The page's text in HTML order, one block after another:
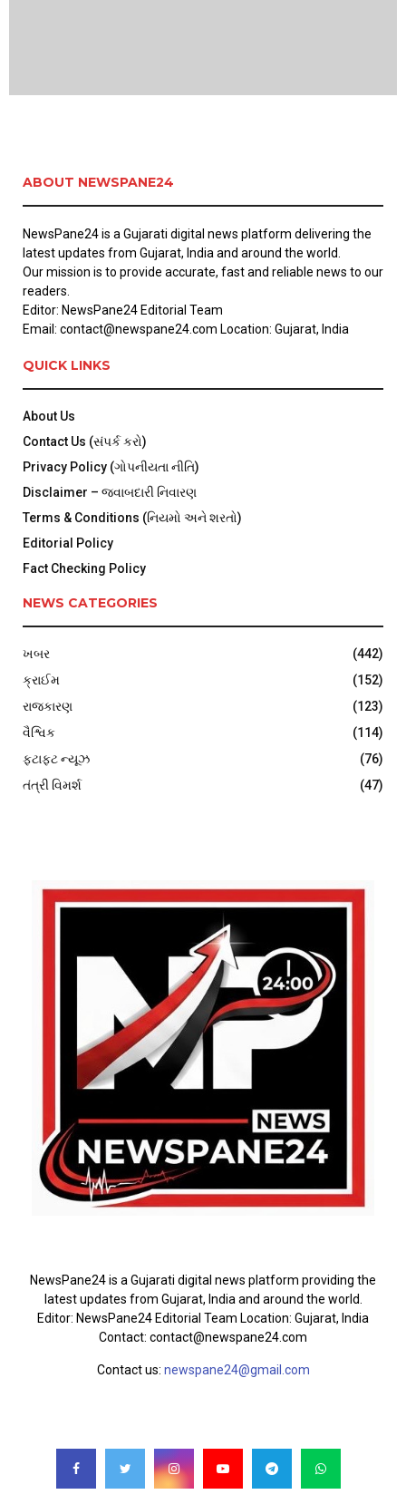
ABOUT NEWSPANE24
NewsPane24 is a Gujarati digital news platform delivering the
latest updates from Gujarat, India and around the world.
Our mission is to provide accurate, fast and reliable news to our
readers.
Editor: NewsPane24 Editorial Team
Email: contact@newspane24.com Location: Gujarat, India
QUICK LINKS
About Us
Contact Us (સંપર્ક કરો)
Privacy Policy (ગોપનીયતા નીતિ)
Disclaimer – જવાબદારી નિવારણ
Terms & Conditions (નિયમો અને શરતો)
Editorial Policy
Fact Checking Policy
NEWS CATEGORIES
ખબર
(442)
ક્રાઈમ
(152)
રાજકારણ
(123)
વૈશ્વિક
(114)
ફટાફટ ન્યૂઝ
(76)
તંત્રી વિમર્શ
(47)
NewsPane24 is a Gujarati digital news platform providing the
latest updates from Gujarat, India and around the world.
Editor: NewsPane24 Editorial Team Location: Gujarat, India
Contact: contact@newspane24.com
Contact us: newspane24@gmail.com